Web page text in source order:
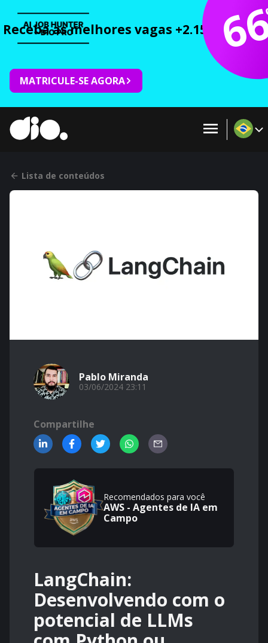
Receba as melhores vagas +2.150 cursos
MATRICULE-SE AGORA
Lista de conteúdos
Pablo Miranda
03/06/2024 23:11
Compartilhe
Recomendados para você
AWS - Agentes de IA em
Campo
LangChain:
Desenvolvendo com o
potencial de LLMs